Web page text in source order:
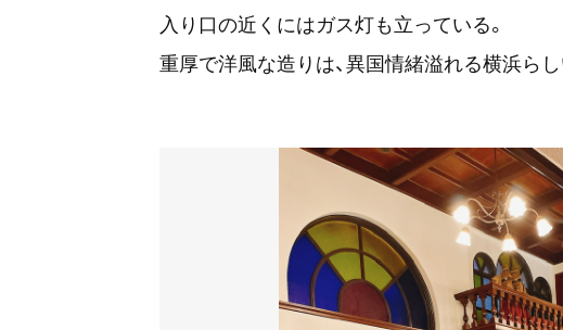
入り口の近くにはガス灯も立っている。
重厚で洋風な造りは、異国情緒溢れる横浜ら